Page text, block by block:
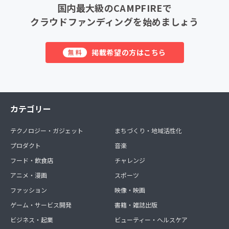
国内最大級のCAMPFIREで
クラウドファンディングを始めましょう
無料 掲載希望の方はこちら
カテゴリー
テクノロジー・ガジェット
プロダクト
フード・飲食店
アニメ・漫画
ファッション
ゲーム・サービス開発
ビジネス・起業
まちづくり・地域活性化
音楽
チャレンジ
スポーツ
映像・映画
書籍・雑誌出版
ビューティー・ヘルスケア